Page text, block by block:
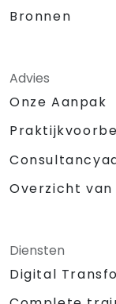
Bronnen
Advies
Onze Aanpak
Overzicht
Diensten
Digital